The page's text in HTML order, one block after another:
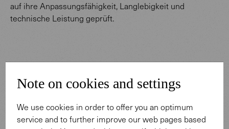
auf ihre Anpassungsfähigkeit, Langlebigkeit und
technische Leistung geprüft.
Mit ihrem zeitlosen Design, ihrer hohen Materialqualität
und der exzellenten Verarbeitung bringen unsere Möbel
die ganzheitliche Philosophie des Unternehmens zum
Ausdruck. Sie schaffen eine natürliche Atmosphäre und
steigern wirksam das Wohlbefinden der Mitarbeiter.
Note on cookies and settings
We use cookies in order to offer you an optimum
service and to further improve our web pages based